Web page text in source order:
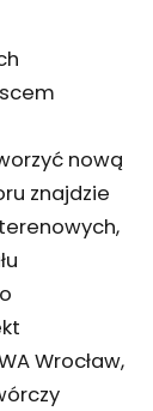
nową
znajdzie
Wrocław,